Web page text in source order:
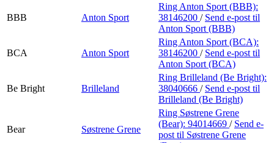
BBB Anton Sport
Ring Anton Sport (BBB):
38146200 / Send e-post til
Anton Sport (BBB)
BCA Anton Sport
Ring Anton Sport (BCA):
38146200 / Send e-post til
Anton Sport (BCA)
Be Bright Brilleland
Ring Brilleland (Be Bright):
38040666 / Send e-post til
Brilleland (Be Bright)
Bear Søstrene Grene
Ring Søstrene Grene
(Bear): 94014669 / Send e-
post til Søstrene Grene